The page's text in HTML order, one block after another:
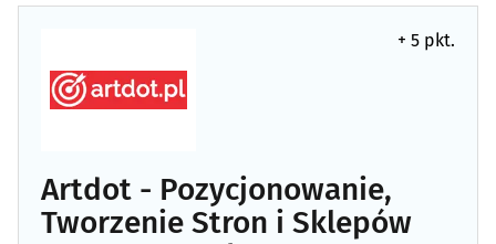
+ 5 pkt.
Artdot - Pozycjonowanie,
Tworzenie Stron i Sklepów